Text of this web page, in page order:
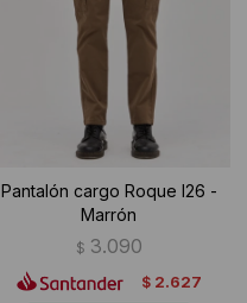
Pantalón cargo Roque I26 -
Marrón
$ 3.090
$ 2.627